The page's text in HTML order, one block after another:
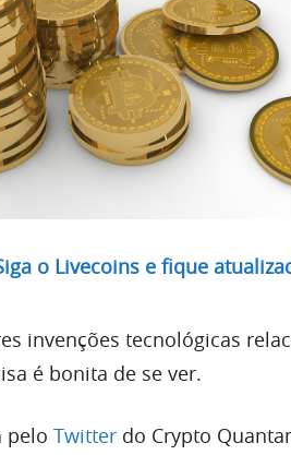
o Livecoins e fique
invenções tecnológicas
é bonita de se ver.
pelo Twitter do Crypto